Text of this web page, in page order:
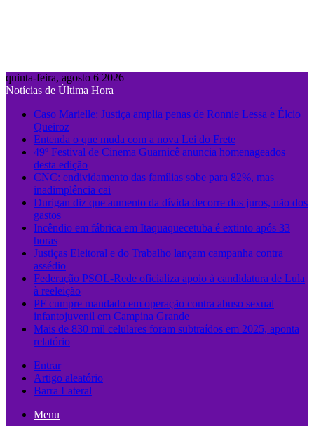
quinta-feira, agosto 6 2026
Notícias de Última Hora
Caso Marielle: Justiça amplia penas de Ronnie Lessa e Élcio
Queiroz
Entenda o que muda com a nova Lei do Frete
49º Festival de Cinema Guarnicê anuncia homenageados
desta edição
CNC: endividamento das famílias sobe para 82%, mas
inadimplência cai
Durigan diz que aumento da dívida decorre dos juros, não dos
gastos
Incêndio em fábrica em Itaquaquecetuba é extinto após 33
horas
Justiças Eleitoral e do Trabalho lançam campanha contra
assédio
Federação PSOL-Rede oficializa apoio à candidatura de Lula
à reeleição
PF cumpre mandado em operação contra abuso sexual
infantojuvenil em Campina Grande
Mais de 830 mil celulares foram subtraídos em 2025, aponta
relatório
Entrar
Artigo aleatório
Barra Lateral
Menu